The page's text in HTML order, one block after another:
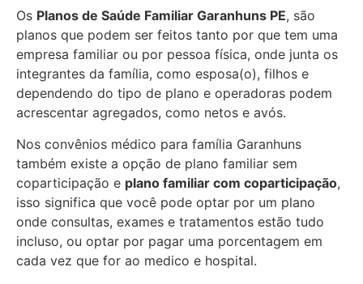
Os Planos de Saúde Familiar Garanhuns PE, são
planos que podem ser feitos tanto por que tem uma
empresa familiar ou por pessoa física, onde junta os
integrantes da família, como esposa(o), filhos e
dependendo do tipo de plano e operadoras podem
acrescentar agregados, como netos e avós.
Nos convênios médico para família Garanhuns
também existe a opção de plano familiar sem
coparticipação e plano familiar com coparticipação,
isso significa que você pode optar por um plano
onde consultas, exames e tratamentos estão tudo
incluso, ou optar por pagar uma porcentagem em
cada vez que for ao medico e hospital.